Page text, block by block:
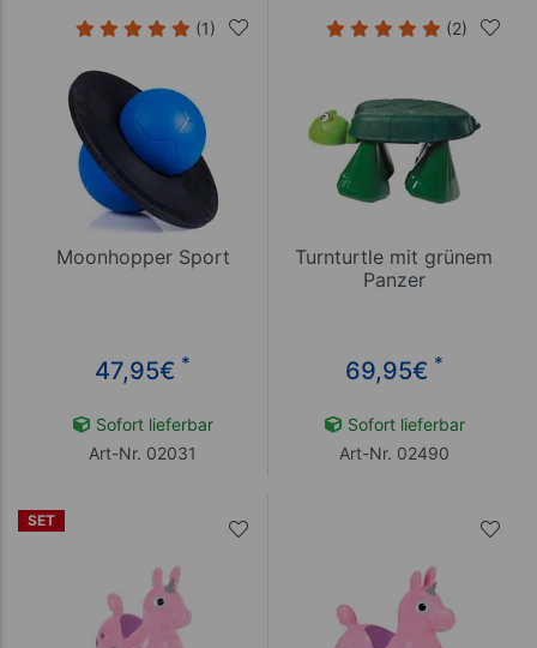
(1)
Moonhopper Sport
47,95€ *
Sofort lieferbar
Art-Nr. 02031
(2)
Turnturtle mit grünem
Panzer
69,95€ *
Sofort lieferbar
Art-Nr. 02490
SET